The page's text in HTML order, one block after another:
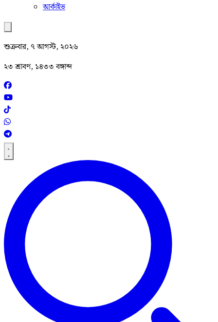
আর্কাইভ
শুক্রবার, ৭ আগস্ট, ২০২৬
২৩ শ্রাবণ, ১৪৩৩ বঙ্গাব্দ